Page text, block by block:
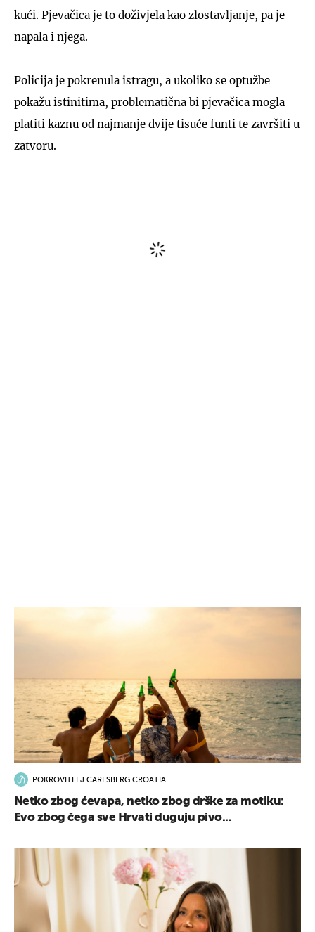
kući. Pjevačica je to doživjela kao zlostavljanje, pa je
napala i njega.
Policija je pokrenula istragu, a ukoliko se optužbe
pokažu istinitima, problematična bi pjevačica mogla
platiti kaznu od najmanje dvije tisuće funti te završiti u
zatvoru.
POKROVITELJ CARLSBERG CROATIA
Netko zbog ćevapa, netko zbog drške za motiku:
Evo zbog čega sve Hrvati duguju pivo...